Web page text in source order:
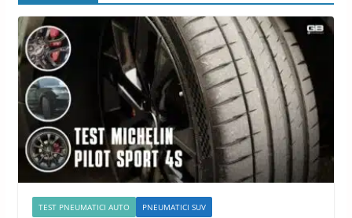
TEST PNEUMATICI AUTO PNEUMATICI SUV